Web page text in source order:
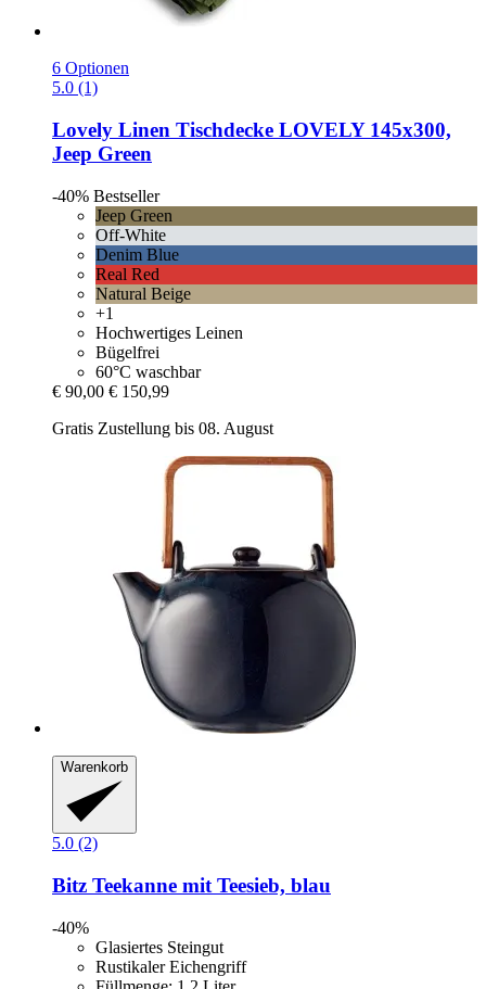
6 Optionen
5.0 (1)
Lovely Linen Tischdecke LOVELY 145x300,
Jeep Green
-40% Bestseller
Jeep Green
Off-White
Denim Blue
Real Red
Natural Beige
+1
Hochwertiges Leinen
Bügelfrei
60°C waschbar
€ 90,00 € 150,99
Gratis Zustellung bis 08. August
Warenkorb
5.0 (2)
Bitz Teekanne mit Teesieb, blau
-40%
Glasiertes Steingut
Rustikaler Eichengriff